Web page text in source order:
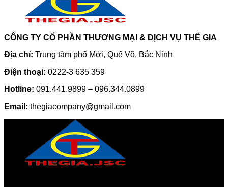
CÔNG TY CỔ PHẦN THƯƠNG MẠI & DỊCH VỤ THẾ GIA
Địa chỉ: Trung tâm phố Mới, Quế Võ, Bắc Ninh
Điện thoại: 0222-3 635 359
Hotline: 091.441.9899 – 096.344.0899
Email: thegiacompany@gmail.com